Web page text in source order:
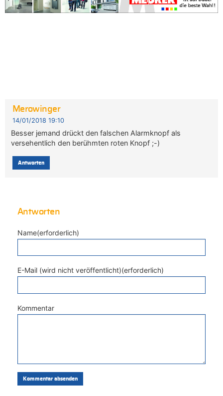
Merowinger
14/01/2018 19:10
Besser jemand drückt den falschen Alarmknopf als
versehentlich den berühmten roten Knopf ;-)
Antworten
Antworten
Name(erforderlich)
E-Mail (wird nicht veröffentlicht)(erforderlich)
Kommentar